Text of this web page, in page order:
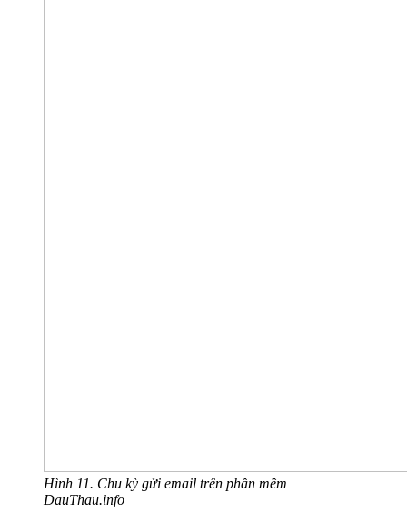
Hình 11. Chu kỳ gửi email trên phần mềm
DauThau.info